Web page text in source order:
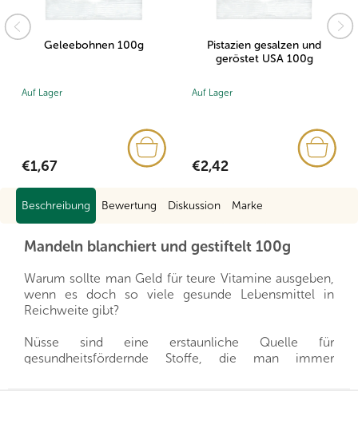
Geleebohnen 100g
Auf Lager
€1,67
Pistazien gesalzen und
geröstet USA 100g
Auf Lager
€2,42
Beschreibung Bewertung Diskussion Marke
Mandeln blanchiert und gestiftelt 100g
Warum sollte man Geld für teure Vitamine ausgeben,
wenn es doch so viele gesunde Lebensmittel in
Reichweite gibt?
Nüsse sind eine erstaunliche Quelle für
gesundheitsfördernde Stoffe, die man immer
hervorragend. Sie sind ein gesunder und schneller